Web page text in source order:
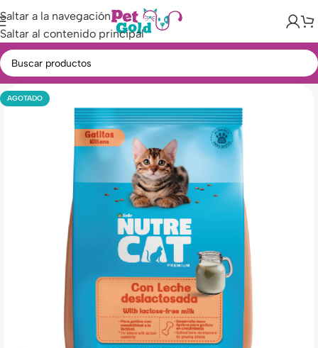
Saltar a la navegación
Saltar al contenido principal
AGOTADO